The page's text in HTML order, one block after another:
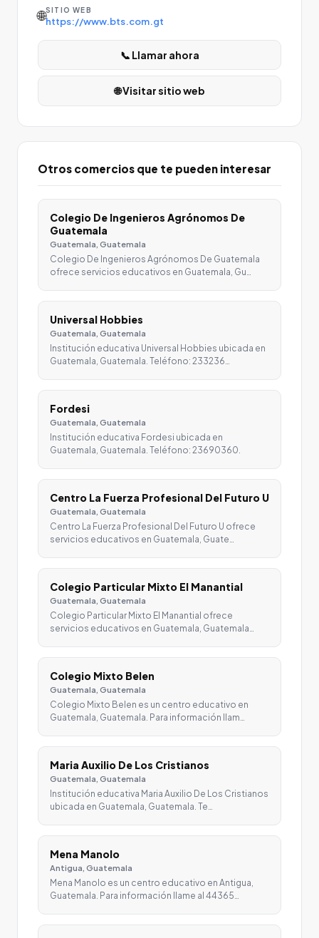
🌐SITIO WEB
https://www.bts.com.gt
📞 Llamar ahora
🌐 Visitar sitio web
Otros comercios que te pueden interesar
Colegio De Ingenieros Agrónomos De
Guatemala
Guatemala, Guatemala
Colegio De Ingenieros Agrónomos De Guatemala
ofrece servicios educativos en Guatemala, Gu…
Universal Hobbies
Guatemala, Guatemala
Institución educativa Universal Hobbies ubicada en
Guatemala, Guatemala. Teléfono: 233236…
Fordesi
Guatemala, Guatemala
Institución educativa Fordesi ubicada en
Guatemala, Guatemala. Teléfono: 23690360.
Centro La Fuerza Profesional Del Futuro U
Guatemala, Guatemala
Centro La Fuerza Profesional Del Futuro U ofrece
servicios educativos en Guatemala, Guate…
Colegio Particular Mixto El Manantial
Guatemala, Guatemala
Colegio Particular Mixto El Manantial ofrece
servicios educativos en Guatemala, Guatemala…
Colegio Mixto Belen
Guatemala, Guatemala
Colegio Mixto Belen es un centro educativo en
Guatemala, Guatemala. Para información llam…
Maria Auxilio De Los Cristianos
Guatemala, Guatemala
Institución educativa Maria Auxilio De Los Cristianos
ubicada en Guatemala, Guatemala. Te…
Mena Manolo
Antigua, Guatemala
Mena Manolo es un centro educativo en Antigua,
Guatemala. Para información llame al 44365…